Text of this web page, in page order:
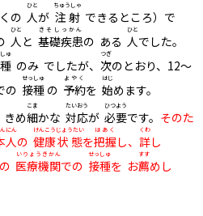
くの 人
ひと
が 注射
ちゅうしゃ
できるところ）で
人
ひと
と 基礎疾患
きそしっかん
の ある 人
ひと
でした。
ゅ
のみ でしたが、 次
つぎ
のとおり、12～
の 接種
せっしゅ
の 予約
よやく
を 始
はじ
めます。
きめ細
こま
かな 対応
たいおう
が 必要
ひつよう
です。 そのた
人
にん
の 健康
けんこう
状態
じょうたい
を把握
はあく
し、 詳
くわ
し
医療機関
いりょうきかん
での 接種
せっしゅ
を お薦
すす
めし